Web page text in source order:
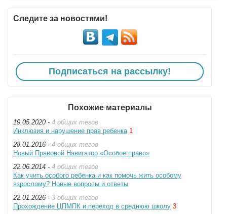
Следите за новостями!
Подписаться на рассылку!
Похожие материалы
19.05.2020 - 4 общих тегов
Инклюзия и нарушение прав ребенка 1
28.01.2016 - 4 общих тегов
Новый Правовой Навигатор «Особое право»
22.06.2014 - 4 общих тегов
Как учить особого ребенка и как помочь жить особому
взрослому? Новые вопросы и ответы
22.01.2026 - 3 общих тегов
Прохождение ЦПМПК и переход в среднюю школу 3